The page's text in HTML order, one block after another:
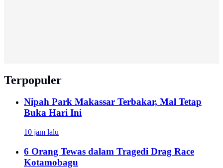
Terpopuler
Nipah Park Makassar Terbakar, Mal Tetap
Buka Hari Ini
10 jam lalu
6 Orang Tewas dalam Tragedi Drag Race
Kotamobagu